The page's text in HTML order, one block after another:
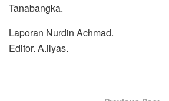
Tanabangka.
Laporan Nurdin Achmad.
Editor. A.ilyas.